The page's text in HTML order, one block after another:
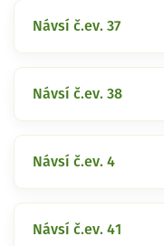
Návsí č.ev. 37
Návsí č.ev. 38
Návsí č.ev. 4
Návsí č.ev. 41